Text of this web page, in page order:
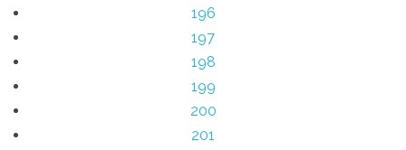
196
197
198
199
200
201